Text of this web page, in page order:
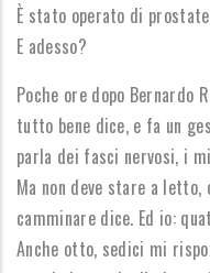
È stato operato di
E adesso?
Poche ore dopo Bernardo
tutto bene dice, e fa un
parla dei fasci nervosi, i
Ma non deve stare a letto,
camminare dice. Ed io:
Anche otto, sedici mi